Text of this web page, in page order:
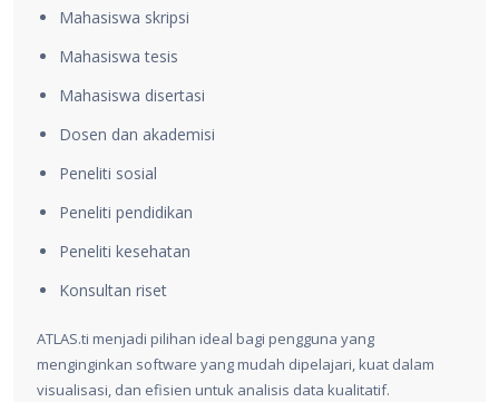
Mahasiswa skripsi
Mahasiswa tesis
Mahasiswa disertasi
Dosen dan akademisi
Peneliti sosial
Peneliti pendidikan
Peneliti kesehatan
Konsultan riset
ATLAS.ti menjadi pilihan ideal bagi pengguna yang
menginginkan software yang mudah dipelajari, kuat dalam
visualisasi, dan efisien untuk analisis data kualitatif.